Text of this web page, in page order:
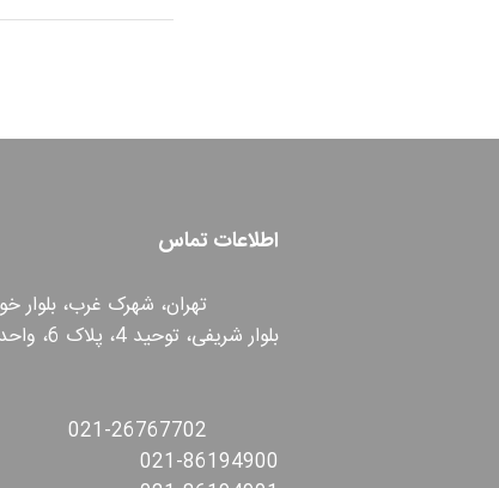
اطلاعات تماس
تهران، شهرک غرب، بلوار
بلوار شریفی، توحید 4، پلاک 6، واحد 111
021-26767702
021-86194900